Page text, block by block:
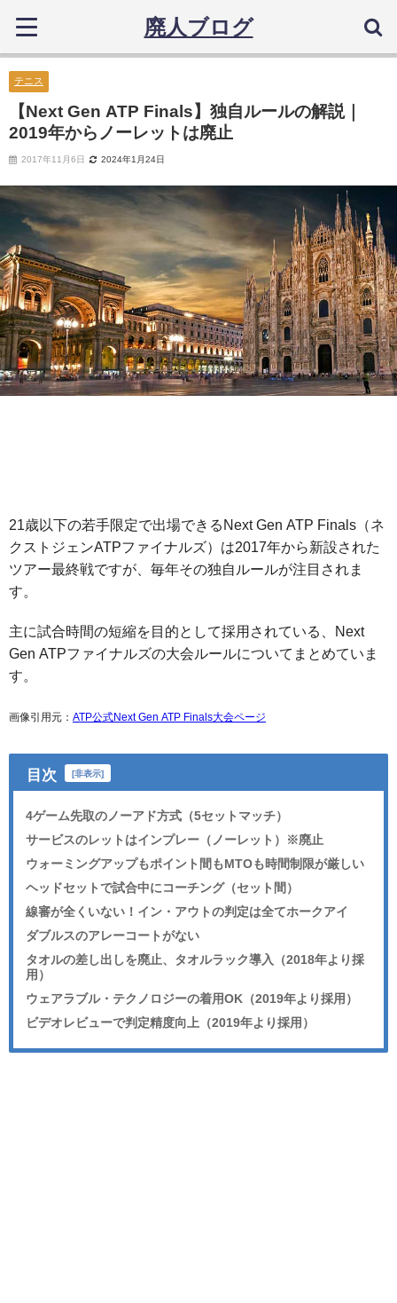
廃人ブログ
テニス
【Next Gen ATP Finals】独自ルールの解説｜
2019年からノーレットは廃止
2017年11月6日 2024年1月24日
本ページはアフィリエイト広告を利用しています。
21歳以下の若手限定で出場できるNext Gen ATP Finals（ネ
クストジェンATPファイナルズ）は2017年から新設された
ツアー最終戦ですが、毎年その独自ルールが注目されま
す。
主に試合時間の短縮を目的として採用されている、Next
Gen ATPファイナルズの大会ルールについてまとめていま
す。
画像引用元： ATP公式Next Gen ATP Finals大会ページ
目次 [非表示]
4ゲーム先取のノーアド方式（5セットマッチ）
サービスのレットはインプレー（ノーレット）※廃止
ウォーミングアップもポイント間もMTOも時間制限が厳しい
ヘッドセットで試合中にコーチング（セット間）
線審が全くいない！イン・アウトの判定は全てホークアイ
ダブルスのアレーコートがない
タオルの差し出しを廃止、タオルラック導入（2018年より採
用）
ウェアラブル・テクノロジーの着用OK（2019年より採用）
ビデオレビューで判定精度向上（2019年より採用）